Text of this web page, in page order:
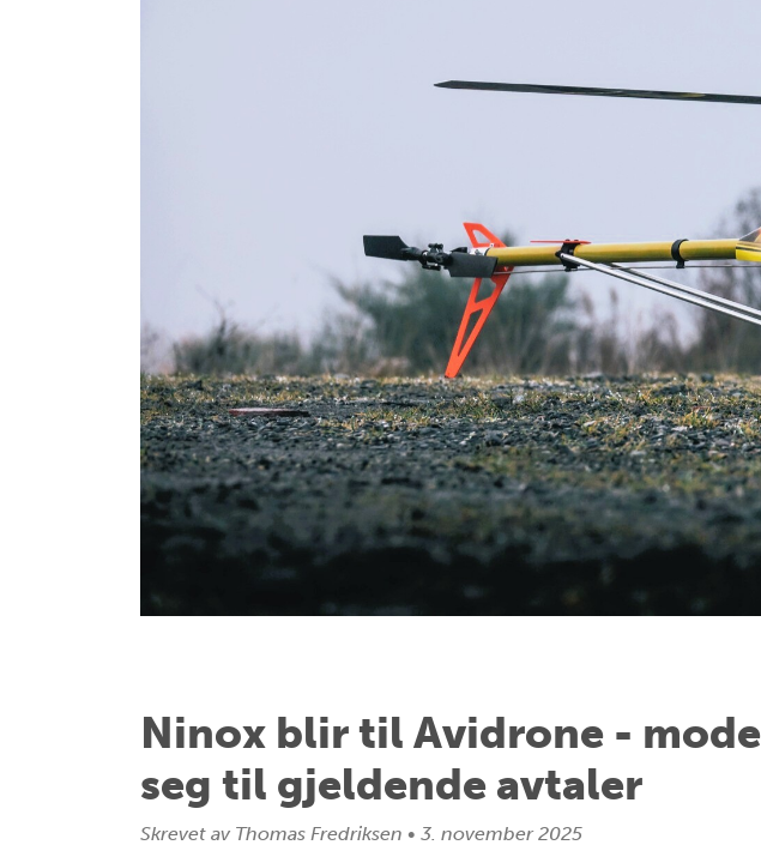
Ninox blir til Avidrone -
seg til gjeldende avtaler
Skrevet av Thomas Fredriksen • 3. november 2025